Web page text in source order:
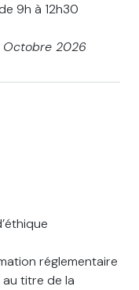
9h à 12h30
Octobre 2026
réglementaire
titre de la